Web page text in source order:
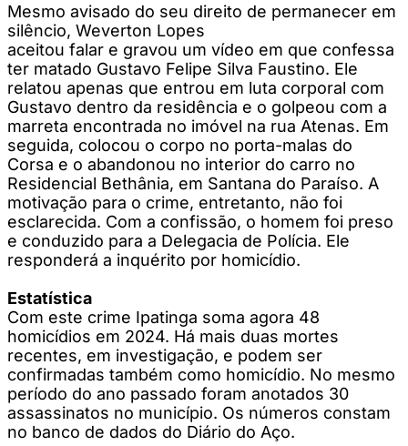
Mesmo avisado do seu direito de permanecer em
silêncio, Weverton Lopes
aceitou falar e gravou um vídeo em que confessa
ter matado Gustavo Felipe Silva Faustino. Ele
relatou apenas que entrou em luta corporal com
Gustavo dentro da residência e o golpeou com a
marreta encontrada no imóvel na rua Atenas. Em
seguida, colocou o corpo no porta-malas do
Corsa e o abandonou no interior do carro no
Residencial Bethânia, em Santana do Paraíso. A
motivação para o crime, entretanto, não foi
esclarecida. Com a confissão, o homem foi preso
e conduzido para a Delegacia de Polícia. Ele
responderá a inquérito por homicídio.
Estatística
Com este crime Ipatinga soma agora 48
homicídios em 2024. Há mais duas mortes
recentes, em investigação, e podem ser
confirmadas também como homicídio. No mesmo
período do ano passado foram anotados 30
assassinatos no município. Os números constam
no banco de dados do Diário do Aço.